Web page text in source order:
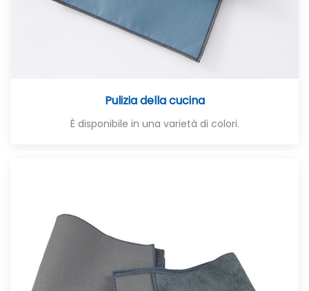
Pulizia della cucina
È disponibile in una varietà di colori.